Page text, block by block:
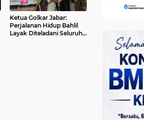
Ketua Golkar Jabar:
Perjalanan Hidup Bahlil
Layak Diteladani Seluruh